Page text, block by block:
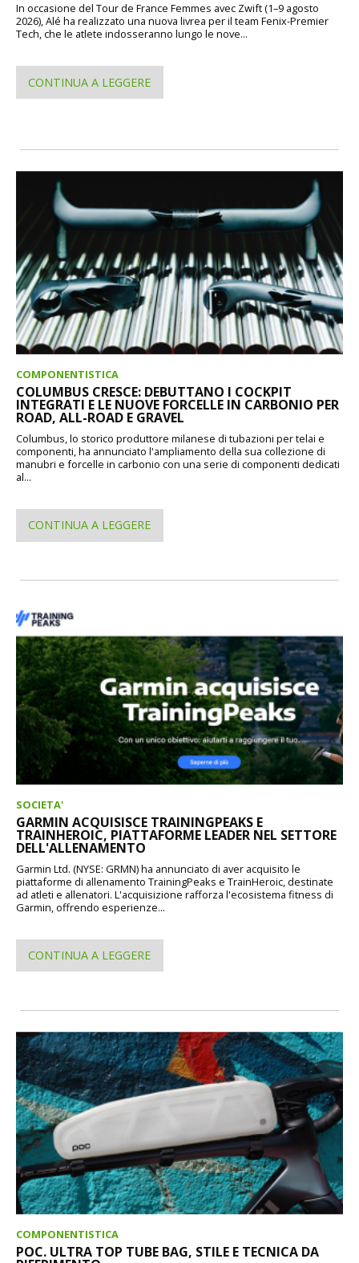
In occasione del Tour de France Femmes avec Zwift (1–9 agosto
2026), Alé ha realizzato una nuova livrea per il team Fenix-Premier
Tech, che le atlete indosseranno lungo le nove...
CONTINUA A LEGGERE
COMPONENTISTICA
COLUMBUS CRESCE: DEBUTTANO I COCKPIT
INTEGRATI E LE NUOVE FORCELLE IN CARBONIO PER
ROAD, ALL-ROAD E GRAVEL
Columbus, lo storico produttore milanese di tubazioni per telai e
componenti, ha annunciato l'ampliamento della sua collezione di
manubri e forcelle in carbonio con una serie di componenti dedicati
al...
CONTINUA A LEGGERE
SOCIETA'
GARMIN ACQUISISCE TRAININGPEAKS E
TRAINHEROIC, PIATTAFORME LEADER NEL SETTORE
DELL'ALLENAMENTO
Garmin Ltd. (NYSE: GRMN) ha annunciato di aver acquisito le
piattaforme di allenamento TrainingPeaks e TrainHeroic, destinate
ad atleti e allenatori. L'acquisizione rafforza l'ecosistema fitness di
Garmin, offrendo esperienze...
CONTINUA A LEGGERE
COMPONENTISTICA
POC. ULTRA TOP TUBE BAG, STILE E TECNICA DA